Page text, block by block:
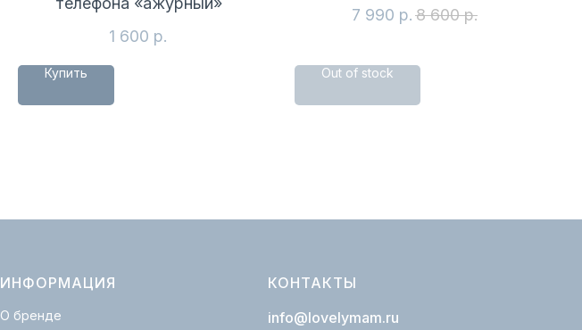
1 600 р.
Купить
7 990 р. 8 600 р.
Out of stock
ИНФОРМАЦИЯ
О бренде
КОНТАКТЫ
info@lovelymam.ru